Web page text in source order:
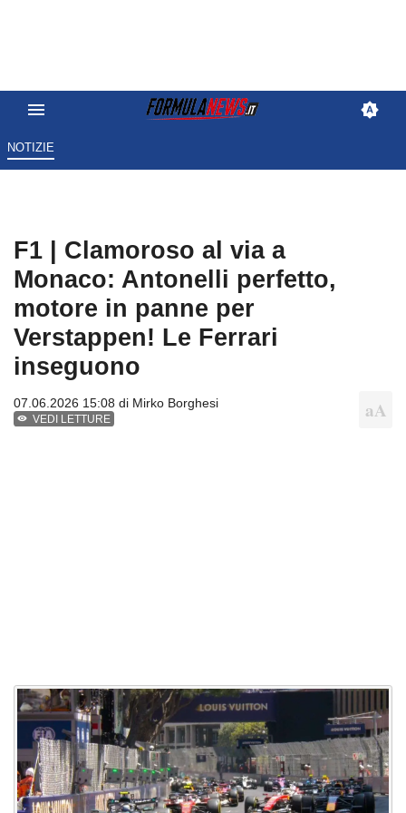
NOTIZIE
F1 | Clamoroso al via a
Monaco: Antonelli perfetto,
motore in panne per
Verstappen! Le Ferrari
inseguono
07.06.2026 15:08 di Mirko Borghesi
VEDI LETTURE